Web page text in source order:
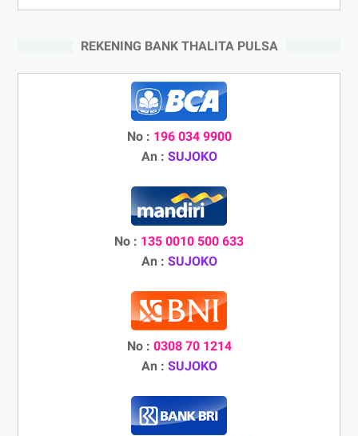
REKENING BANK THALITA PULSA
No : 196 034 9900
An : SUJOKO
No : 135 0010 500 633
An : SUJOKO
No : 0308 70 1214
An : SUJOKO